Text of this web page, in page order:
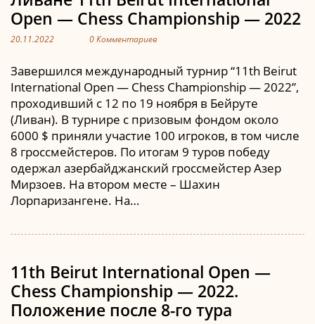
Open — Chess Championship — 2022
20.11.2022 0 Комментариев
Завершился международный турнир “11th Beirut
International Open — Chess Championship — 2022”,
проходивший с 12 по 19 ноября в Бейруте
(Ливан). В турнире с призовым фондом около
6000 $ приняли участие 100 игроков, в том числе
8 гроссмейстеров. По итогам 9 туров победу
одержал азербайджанский гроссмейстер Азер
Мирзоев. На втором месте – Шахин
Лорпаризангене. На…
11th Beirut International Open —
Chess Championship — 2022.
Положение после 8-го тура